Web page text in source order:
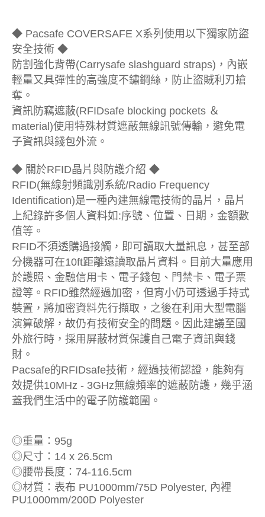
◆ Pacsafe COVERSAFE X系列使用以下獨家防盜
安全技術 ◆
防割強化背帶(Carrysafe slashguard straps)，內嵌
輕量又具彈性的高強度不鏽鋼絲，防止盜賊利刃搶
奪。
資訊防竊遮蔽(RFIDsafe blocking pockets ＆
material)使用特殊材質遮蔽無線訊號傳輸，避免電
子資訊與錢包外流。
◆ 關於RFID晶片與防護介紹 ◆
RFID(無線射頻識別系統/Radio Frequency
Identification)是一種內建無線電技術的晶片，晶片
上紀錄許多個人資料如:序號、位置、日期，金額數
值等。
RFID不須透購過接觸，即可讀取大量訊息，甚至部
分機器可在10ft距離遠讀取晶片資料。目前大量應用
於護照、金融信用卡、電子錢包、門禁卡、電子票
證等。RFID雖然經過加密，但宵小仍可透過手持式
裝置，將加密資料先行擷取，之後在利用大型電腦
演算破解，故仍有技術安全的問題。因此建議至國
外旅行時，採用屏蔽材質保護自己電子資訊與錢
財。
Pacsafe的RFIDsafe技術，經過技術認證，能夠有
效提供10MHz - 3GHz無線頻率的遮蔽防護，幾乎涵
蓋我們生活中的電子防護範圍。
◎重量：95g
◎尺寸：14 x 26.5cm
◎腰帶長度：74-116.5cm
◎材質：表布 PU1000mm/75D Polyester, 內裡
PU1000mm/200D Polyester